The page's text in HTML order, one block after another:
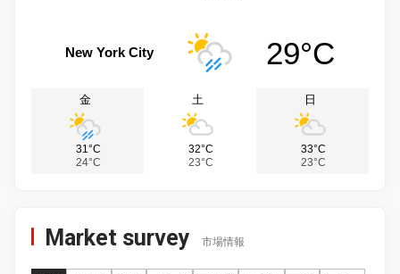
New York City 29°C
金
31°C
24°C
土
32°C
23°C
日
33°C
23°C
Market survey 市場情報